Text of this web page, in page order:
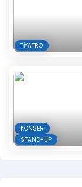
TIYATRO
KONSER
STAND-UP